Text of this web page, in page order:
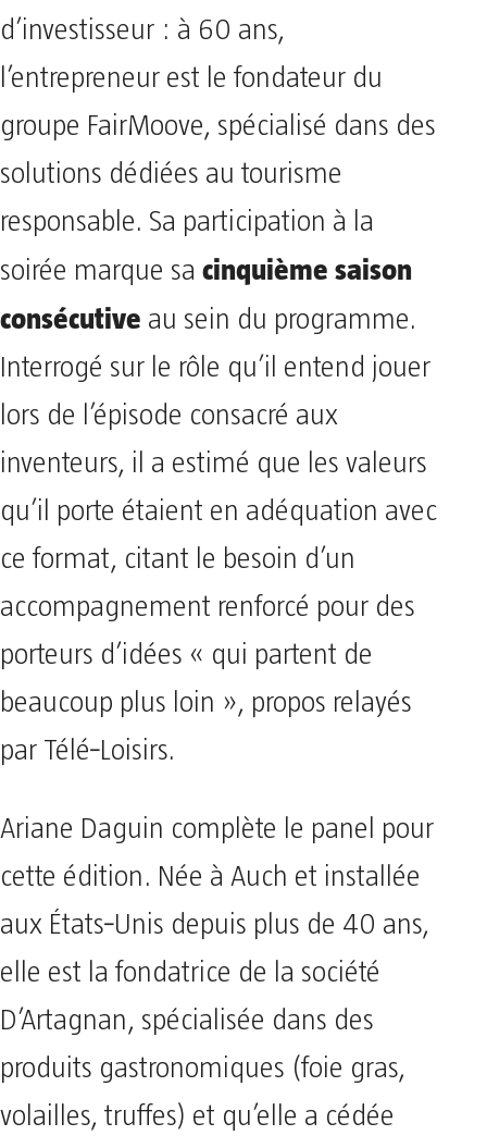
d’investisseur : à 60 ans,
l’entrepreneur est le fondateur du
groupe FairMoove, spécialisé dans des
solutions dédiées au tourisme
responsable. Sa participation à la
soirée marque sa cinquième saison
consécutive au sein du programme.
Interrogé sur le rôle qu’il entend jouer
lors de l’épisode consacré aux
inventeurs, il a estimé que les valeurs
qu’il porte étaient en adéquation avec
ce format, citant le besoin d’un
accompagnement renforcé pour des
porteurs d’idées « qui partent de
beaucoup plus loin », propos relayés
par Télé‑Loisirs.
Ariane Daguin complète le panel pour
cette édition. Née à Auch et installée
aux États‑Unis depuis plus de 40 ans,
elle est la fondatrice de la société
D’Artagnan, spécialisée dans des
produits gastronomiques (foie gras,
volailles, truffes) et qu’elle a cédée